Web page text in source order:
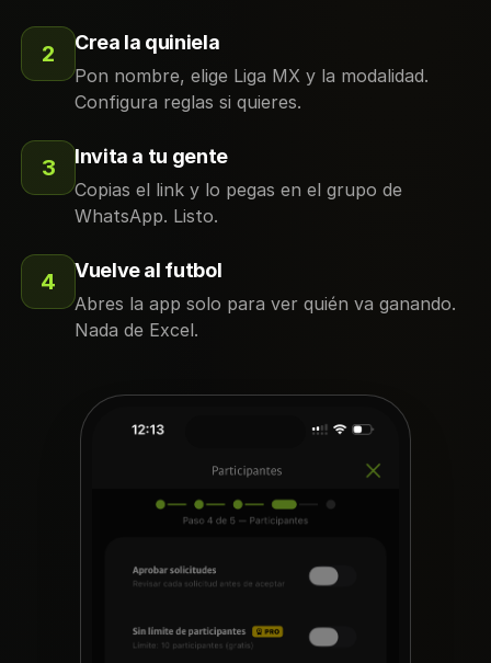
2 Crea la quiniela
Pon nombre, elige Liga MX y la modalidad.
Configura reglas si quieres.
3 Invita a tu gente
Copias el link y lo pegas en el grupo de
WhatsApp. Listo.
4 Vuelve al futbol
Abres la app solo para ver quién va ganando.
Nada de Excel.